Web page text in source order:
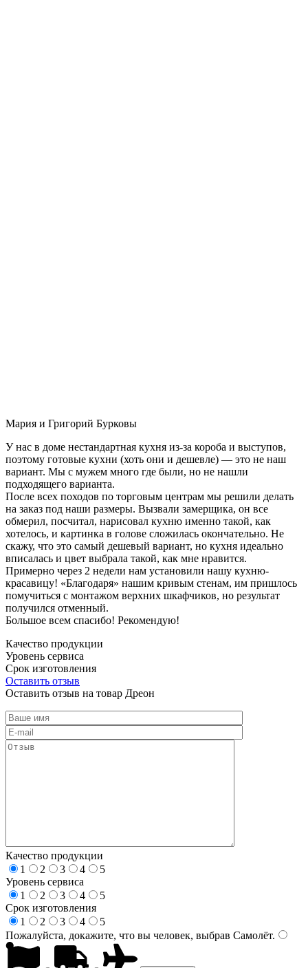
Мария и Григорий Бурковы
У нас в доме нестандартная кухня из-за короба и выступов,
поэтому готовые кухни (хоть они и дешевле) — это не наш
вариант. Мы с мужем много где были, но не нашли
подходящего варианта.
После всех походов по торговым центрам мы решили делать
на заказ под наши размеры. Вызвали замерщика, он все
обмерил, посчитал, нарисовал кухню именно такой, как
хотелось, и картинка в голове сложилась окончательно. Не
скажу, что это самый дешевый вариант, но кухня идеально
вписалась и цвет выбрала такой, как мне нравится.
Примерно через 2 недели нам установили нашу кухню-
красавицу! «Благодаря» нашим кривым стенам, им пришлось
помучиться с монтажом верхних шкафчиков, но результат
получился отменный.
Большое всем спасибо! Рекомендую!
Качество продукции
Уровень сервиса
Срок изготовления
Оставить отзыв
Оставить отзыв на товар Дреон
Качество продукции
1
2 3 4
5
Уровень сервиса
1
2 3 4
5
Срок изготовления
1
2 3 4
5
Пожалуйста, докажите, что вы человек, выбрав Самолёт.